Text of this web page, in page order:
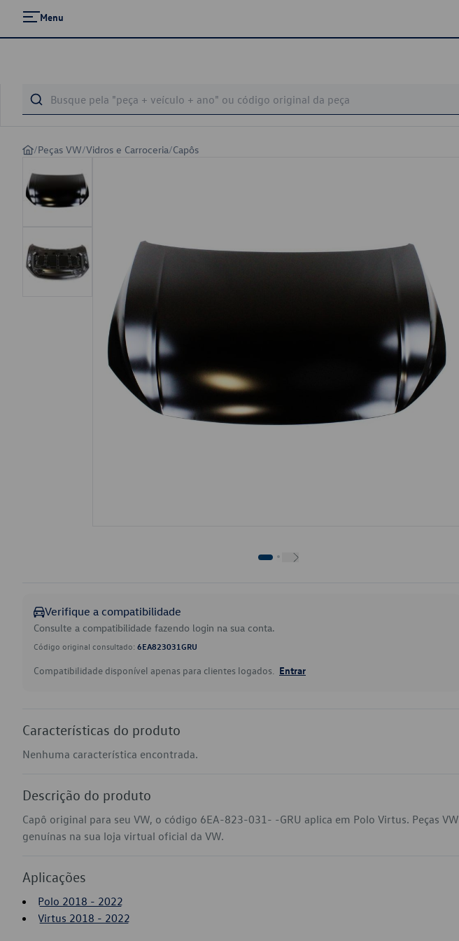
Menu
/Peças VW/Vidros e Carroceria/Capôs
Verifique a compatibilidade
Consulte a compatibilidade fazendo login na sua conta.
Código original consultado: 6EA823031GRU
Compatibilidade disponível apenas para clientes logados. Entrar
Características do produto
Nenhuma característica encontrada.
Descrição do produto
Capô original para seu VW, o código 6EA-823-031- -GRU aplica em Polo Virtus. Peças VW
genuínas na sua loja virtual oficial da VW.
Aplicações
Polo 2018 - 2022
Virtus 2018 - 2022